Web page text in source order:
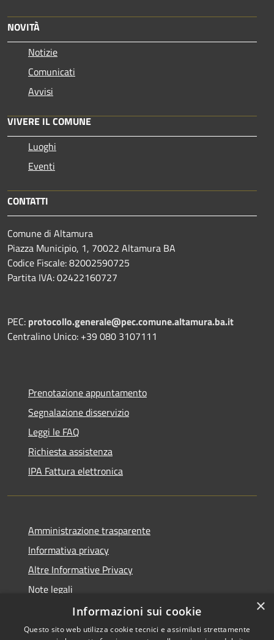
NOVITÀ
Notizie
Comunicati
Avvisi
VIVERE IL COMUNE
Luoghi
Eventi
CONTATTI
Comune di Altamura
Piazza Municipio, 1, 70022 Altamura BA
Codice Fiscale: 82002590725
Partita IVA: 02422160727
PEC: protocollo.generale@pec.comune.altamura.ba.it
Centralino Unico: +39 080 3107111
Prenotazione appuntamento
Segnalazione disservizio
Leggi le FAQ
Richiesta assistenza
IPA Fattura elettronica
Amministrazione trasparente
Informativa privacy
Altre Informative Privacy
Note legali
Dichiarazione di accessibilità
×
Informazioni sui cookie
Questo sito web utilizza cookie tecnici e assimilati strettamente